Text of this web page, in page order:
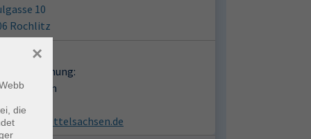
10
Rochlitz
zur Buchung:
Reimann
2612
mittelsachsen.de
die
×